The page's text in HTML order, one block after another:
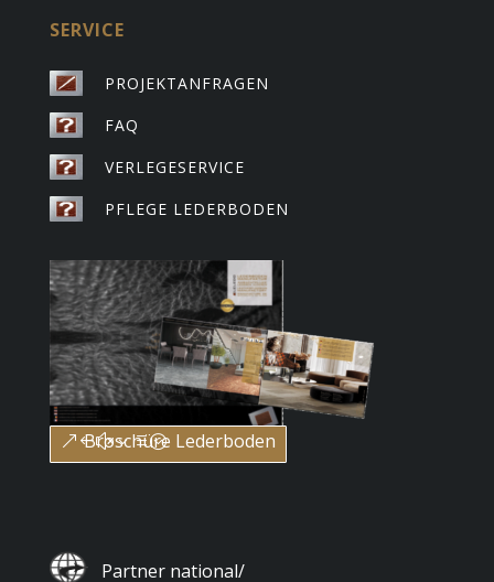
SERVICE
PROJEKTANFRAGEN
FAQ
VERLEGESERVICE
PFLEGE LEDERBODEN
Broschüre Lederboden
Partner national/